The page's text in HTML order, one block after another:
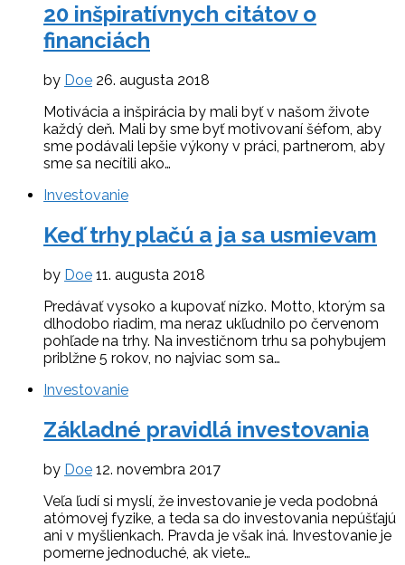
20 inšpiratívnych citátov o
financiách
by Doe 26. augusta 2018
Motivácia a inšpirácia by mali byť v našom živote
každý deň. Mali by sme byť motivovaní šéfom, aby
sme podávali lepšie výkony v práci, partnerom, aby
sme sa necítili ako…
Investovanie
Keď trhy plačú a ja sa usmievam
by Doe 11. augusta 2018
Predávať vysoko a kupovať nízko. Motto, ktorým sa
dlhodobo riadim, ma neraz ukľudnilo po červenom
pohľade na trhy. Na investičnom trhu sa pohybujem
priblžne 5 rokov, no najviac som sa…
Investovanie
Základné pravidlá investovania
by Doe 12. novembra 2017
Veľa ľudí si myslí, že investovanie je veda podobná
atómovej fyzike, a teda sa do investovania nepúšťajú
ani v myšlienkach. Pravda je však iná. Investovanie je
pomerne jednoduché, ak viete…